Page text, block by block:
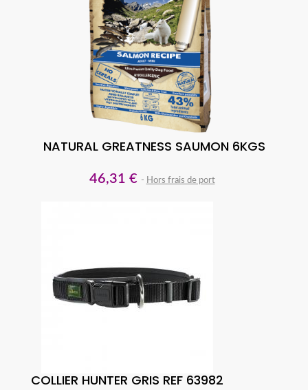
NATURAL GREATNESS SAUMON 6KGS
46,31 € Hors frais de port
COLLIER HUNTER GRIS REF 63982